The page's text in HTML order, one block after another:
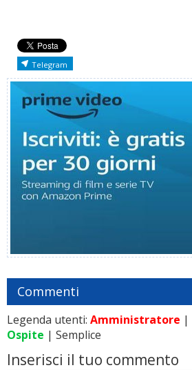
Telegram
Commenti
Legenda utenti: Amministratore |
Ospite | Semplice
Inserisci il tuo commento